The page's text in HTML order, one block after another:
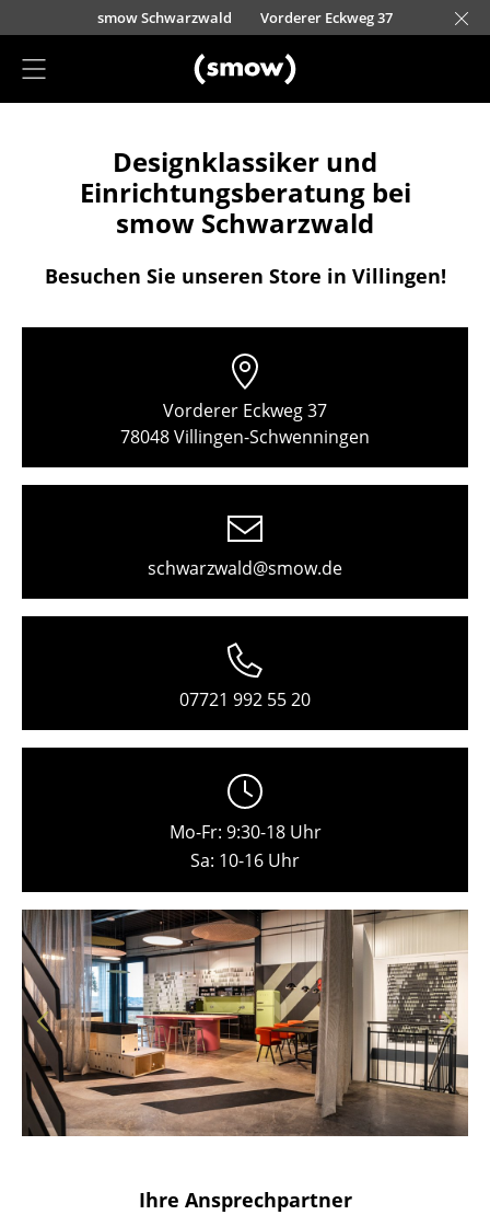
Direkt zum Inhalt
10039
Lorettostraße 28
Straße 30-32
Landstraße 140
Wohleb-Straße 6/8
Domstraße 18
Schmiedestraße 8
Straße 91
Waidmarkt 11
Zollernstraße 29
Burgplatz 2
Kronengasse 15
Holzstraße 32 70
Laufer Gasse 24smow Schwarzwald Vorderer Eckweg 37smow Stuttgart
Einrichtungsberatung
Referenzen
Frankfurt
Hannover
Konstanz
Nürnberg
Schwarzwald
Solothurn
Stuttgart
Designklassiker und
Einrichtungsberatung bei
smow Schwarzwald
Besuchen Sie unseren Store in Villingen!
Vorderer Eckweg 37
78048 Villingen-Schwenningen
schwarzwald@smow.de
07721 992 55 20
Mo-Fr: 9:30-18 Uhr
Sa: 10-16 Uhr
Ihre Ansprechpartner